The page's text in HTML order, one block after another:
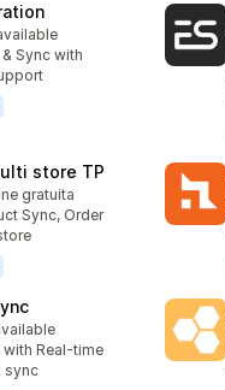
Sync with
store TP
gratuita
Sync, Order
Real-time
sync